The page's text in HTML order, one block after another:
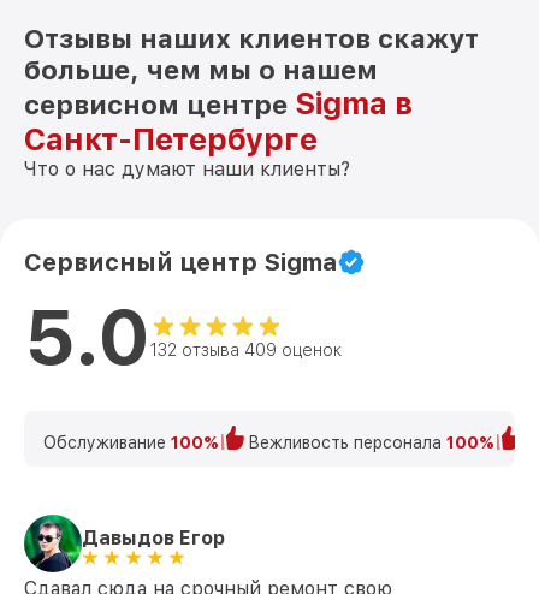
Отзывы наших клиентов скажут
больше, чем мы о нашем
сервисном центре Sigma в
Санкт-Петербурге
Что о нас думают наши клиенты?
Сервисный центр Sigma
5.0 132 отзыва 409 оценок
Обслуживание 100% Вежливость персонала 100%
Давыдов Егор
Сдавал сюда на срочный ремонт свою